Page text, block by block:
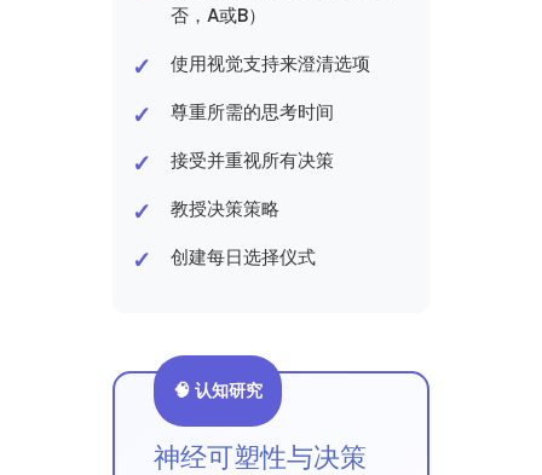
否，A或B）
使用视觉支持来澄清选项
尊重所需的思考时间
接受并重视所有决策
教授决策策略
创建每日选择仪式
🧠 认知研究
神经可塑性与决策